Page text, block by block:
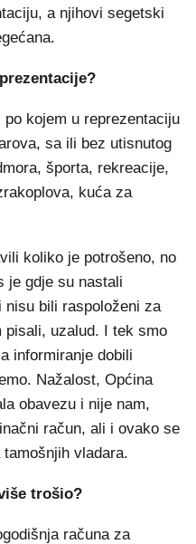
a njihovi segetski
kojem u reprezentaciju
sa ili bez utisnutog
športa, rekreacije,
kuća za
koliko je potrošeno, no
je gdje su nastali
bili raspoloženi za
pisali, uzalud. I tek smo
informiranje dobili
Nažalost, Općina
obavezu i nije nam,
račun, ali i ovako se
vladara.
trošio?
računa za